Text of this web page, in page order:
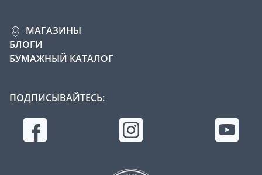
МАГАЗИНЫ
БЛОГИ
БУМАЖНЫЙ КАТАЛОГ
ПОДПИСЫВАЙТЕСЬ: